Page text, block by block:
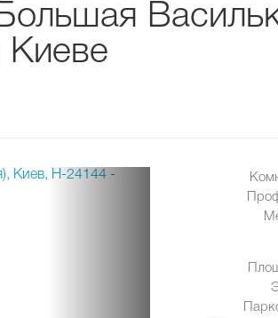
Киеве